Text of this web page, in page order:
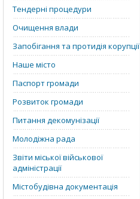
Тендерні процедури
Очищення влади
Запобігання та протидія корупції
Наше місто
Паспорт громади
Розвиток громади
Питання декомунізації
Молодіжна рада
Звіти міської військової
адміністрації
Містобудівна документація